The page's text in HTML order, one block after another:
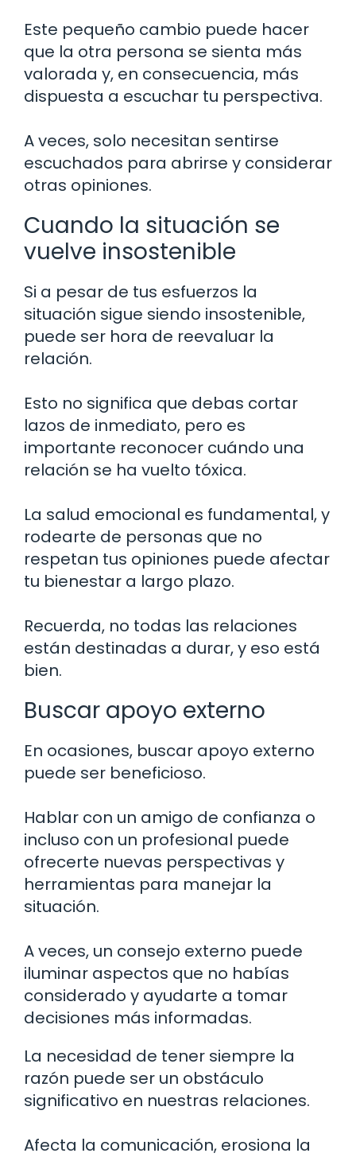
Este pequeño cambio puede hacer
que la otra persona se sienta más
valorada y, en consecuencia, más
dispuesta a escuchar tu perspectiva.
A veces, solo necesitan sentirse
escuchados para abrirse y considerar
otras opiniones.
Cuando la situación se
vuelve insostenible
Si a pesar de tus esfuerzos la
situación sigue siendo insostenible,
puede ser hora de reevaluar la
relación.
Esto no significa que debas cortar
lazos de inmediato, pero es
importante reconocer cuándo una
relación se ha vuelto tóxica.
La salud emocional es fundamental, y
rodearte de personas que no
respetan tus opiniones puede afectar
tu bienestar a largo plazo.
Recuerda, no todas las relaciones
están destinadas a durar, y eso está
bien.
Buscar apoyo externo
En ocasiones, buscar apoyo externo
puede ser beneficioso.
Hablar con un amigo de confianza o
incluso con un profesional puede
ofrecerte nuevas perspectivas y
herramientas para manejar la
situación.
A veces, un consejo externo puede
iluminar aspectos que no habías
considerado y ayudarte a tomar
decisiones más informadas.
La necesidad de tener siempre la
razón puede ser un obstáculo
significativo en nuestras relaciones.
Afecta la comunicación, erosiona la